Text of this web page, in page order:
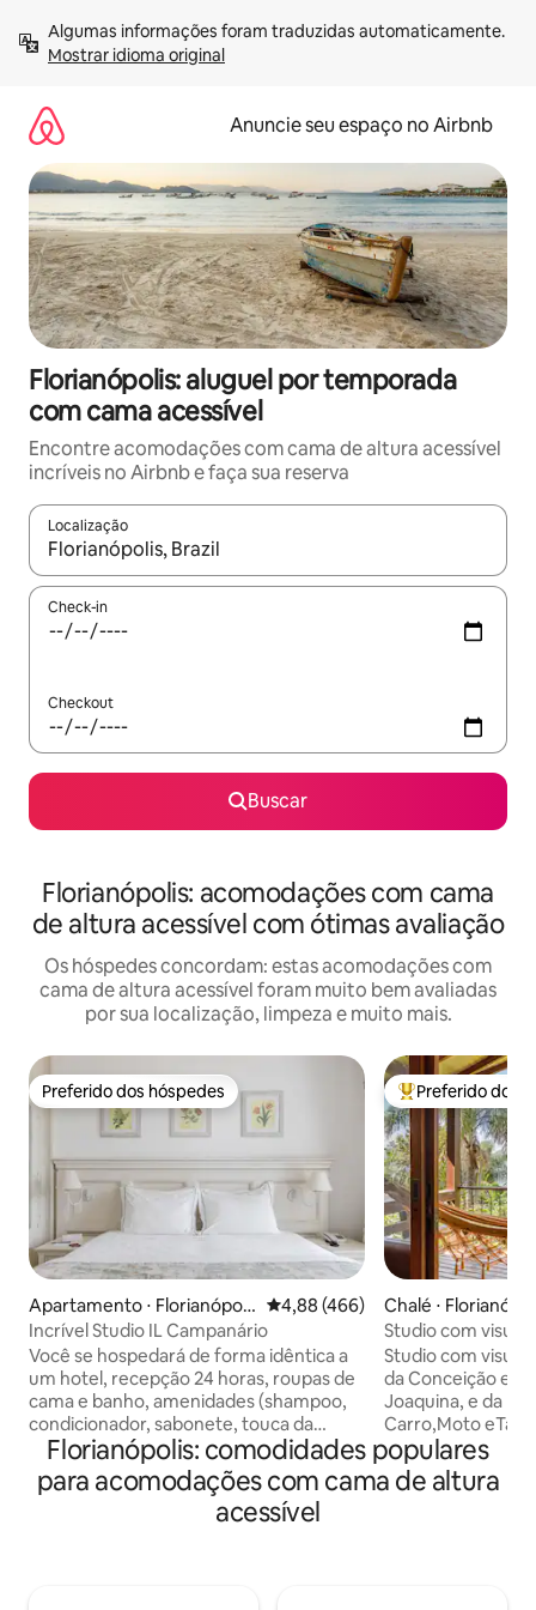
para
Mostrar idioma original
Anuncie seu espaço no Airbnb
Florianópolis: aluguel por temporada
com cama acessível
Encontre acomodações com cama de altura acessível
incríveis no Airbnb e faça sua reserva
Localização
Quando os resultados estiverem disponíveis, explore-os
Check-in
Checkout
Buscar
Florianópolis: acomodações com cama
de altura acessível com ótimas avaliação
Os hóspedes concordam: estas acomodações com
cama de altura acessível foram muito bem avaliadas
por sua localização, limpeza e muito mais.
Preferido dos hóspedes
Preferido dos hóspedes
Apartamento ⋅ Florianópoli
s
4,88 de uma avaliação média de
4,88 (466)
Incrível Studio IL Campanário
Você se hospedará de forma idêntica a
um hotel, recepção 24 horas, roupas de
cama e banho, amenidades (shampoo,
condicionador, sabonete, touca da
marca loccitane, etc) repostos
diariamente e acesso a todos serviços e
espaços do resort sem restrições. O
apart oferece espaço e conforto em
Entre os
Preferido dos
Chalé ⋅
Studio com visual deslumbrante da
Lagoa e do Mar.
Studio com visual da paradisíaca Lagoa
da Conceição e
Joaquina, e da
Carro,Moto eTáxi
subida nível
Ifood.Projeto
Natureza. Local
Florianópolis: comodidades populares
para acomodações com cama de altura
acessível